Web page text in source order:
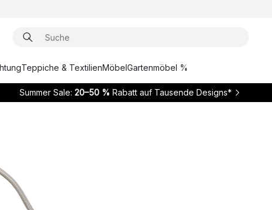
Teppiche & TextilienMöbelGartenmöbel %
Summer Sale: 20–50 % Rabatt auf Tausende Designs*